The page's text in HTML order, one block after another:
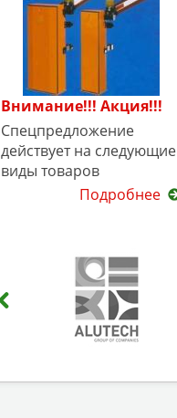
Внимание!!! Акция!!!
Спецпредложение
действует на следующие
виды товаров
Подробнее